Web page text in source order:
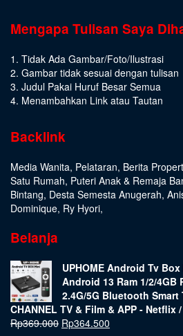
Mengapa Tulisan Saya
1. Tidak Ada Gambar/Foto/Ilustrasi
2. Gambar tidak sesuai dengan tulisan
3. Judul Pakai Huruf Besar Semua
4. Menambahkan Link atau Tautan
Backlink
Media Wanita, Pelataran, Berita
Satu Rumah, Puteri Anak & Remaja
Bintang, Desta Semesta Anugerah,
Dominique, Ry Hyori,
Belanja
UPHOME Android Tv
Android 13 Ram 1/2/4GB
2.4G/5G Bluetooth
CHANNEL TV & Film & APP - Netflix
Rp369.000 Rp364.500